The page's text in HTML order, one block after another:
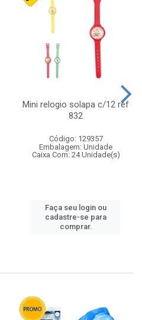
Mini relogio solapa c/12 ref
832
Código: 129357
Embalagem: Unidade
Caixa Com: 24 Unidade(s)
Faça seu login ou
cadastre-se para
comprar.